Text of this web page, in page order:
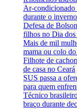
Ar-condicionado
durante o inverno
Defesa de
filhos no Dia dos
Mais de mil
mama ou colo
Filhote de
de casa no Ceará
SUS passa a
para quem
Técnico
braço durante